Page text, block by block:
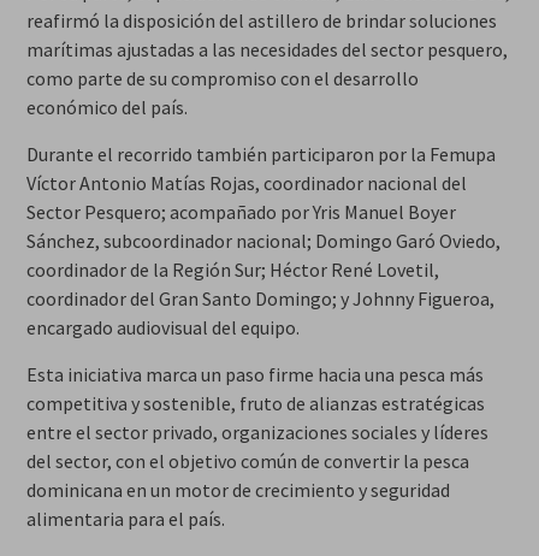
reafirmó la disposición del astillero de brindar soluciones
marítimas ajustadas a las necesidades del sector pesquero,
como parte de su compromiso con el desarrollo
económico del país.
Durante el recorrido también participaron por la Femupa
Víctor Antonio Matías Rojas, coordinador nacional del
Sector Pesquero; acompañado por Yris Manuel Boyer
Sánchez, subcoordinador nacional; Domingo Garó Oviedo,
coordinador de la Región Sur; Héctor René Lovetil,
coordinador del Gran Santo Domingo; y Johnny Figueroa,
encargado audiovisual del equipo.
Esta iniciativa marca un paso firme hacia una pesca más
competitiva y sostenible, fruto de alianzas estratégicas
entre el sector privado, organizaciones sociales y líderes
del sector, con el objetivo común de convertir la pesca
dominicana en un motor de crecimiento y seguridad
alimentaria para el país.